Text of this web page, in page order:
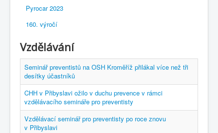
Pyrocar 2023
160. výročí
Vzdělávání
Seminář preventistů na OSH Kroměříž přilákal více než tři
desítky účastníků
CHH v Přibyslavi ožilo v duchu prevence v rámci
vzdělávacího semináře pro preventisty
Vzdělávací seminář pro preventisty po roce znovu
v Přibyslavi